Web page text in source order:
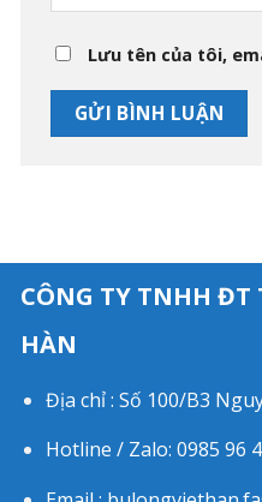
Lưu tên của tôi,
CÔNG TY TNHH ĐT
HÀN
Địa chỉ : Số 100/B3
Hotline / Zalo: 0985 96